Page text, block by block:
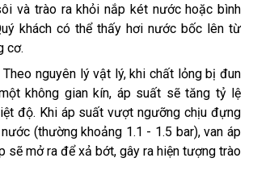
và trào ra khỏi nắp két nước hoặc bình
khách có thể thấy hơi nước bốc lên từ
cơ.
Theo nguyên lý vật lý, khi chất lỏng bị đun
không gian kín, áp suất sẽ tăng tỷ lệ
độ. Khi áp suất vượt ngưỡng chịu đựng
(thường khoảng 1.1 - 1.5 bar), van áp
sẽ mở ra để xả bớt, gây ra hiện tượng trào